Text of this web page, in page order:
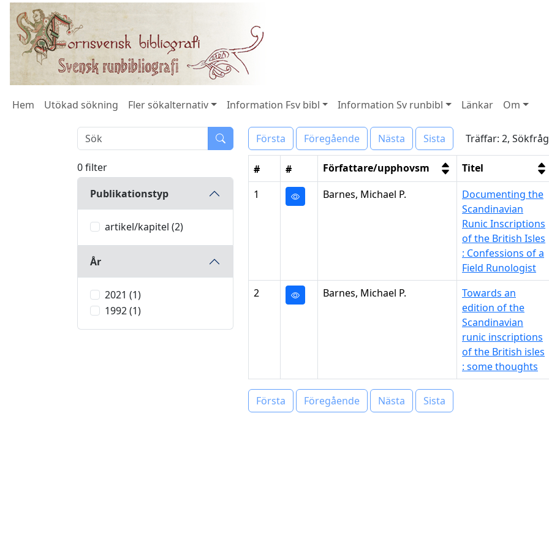
Hem Utökad sökning Fler sökalternativ Information Fsv bibl Information Sv runbibl Länkar Om
0 filter
Publikationstyp
artikel/kapitel (2)
År
2021 (1)
1992 (1)
Första Föregående Nästa Sista Träffar: 2,
# # Författare/upphovsm
Titel
1
Barnes, Michael P.
Documenting the
Scandinavian
Runic Inscriptions
of the British Isles
: Confessions of a
Field Runologist
2
Barnes, Michael P.
Towards an
edition of the
Scandinavian
runic inscriptions
of the British isles
: some thoughts
Första Föregående Nästa Sista